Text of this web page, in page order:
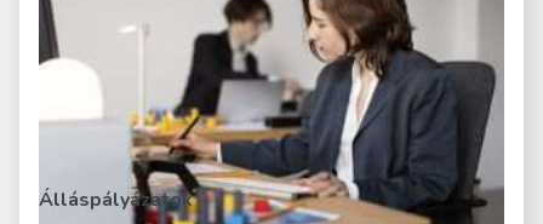
Álláspályázatok